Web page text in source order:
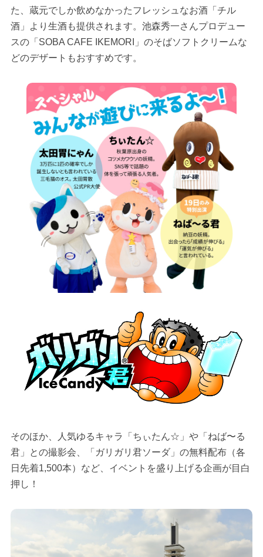
た、蔵元でしか飲めなかったフレッシュなお酒「チル
酒」より生酒も提供されます。池森秀一さんプロデュー
スの「SOBA CAFE IKEMORI」のそばソフトクリームな
どのデザートもおすすめです。
そのほか、人気ゆるキャラ「ちぃたん☆」や「ねば〜る
君」との撮影会、「ガリガリ君ソーダ」の無料配布（各
日先着1,500本）など、イベントを盛り上げる企画が目白
押し！